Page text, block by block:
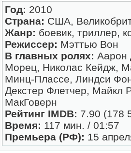
Год: 2010
Страна: США,
Жанр: боевик, триллер,
Режиссер: Мэттью Вон
В главных ролях: Аарон
Морец, Николас Кейдж,
Минц-Плассе, Линдси
Декстер Флетчер, Майкл
МакГоверн
Рейтинг IMDB: 7.90 (178
Время: 117 мин. / 01:57
Премьера (РФ): 15